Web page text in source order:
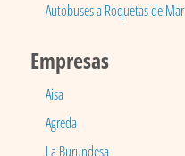
Autobuses a Roquetas de Mar
Empresas
Aisa
Agreda
La Burundesa